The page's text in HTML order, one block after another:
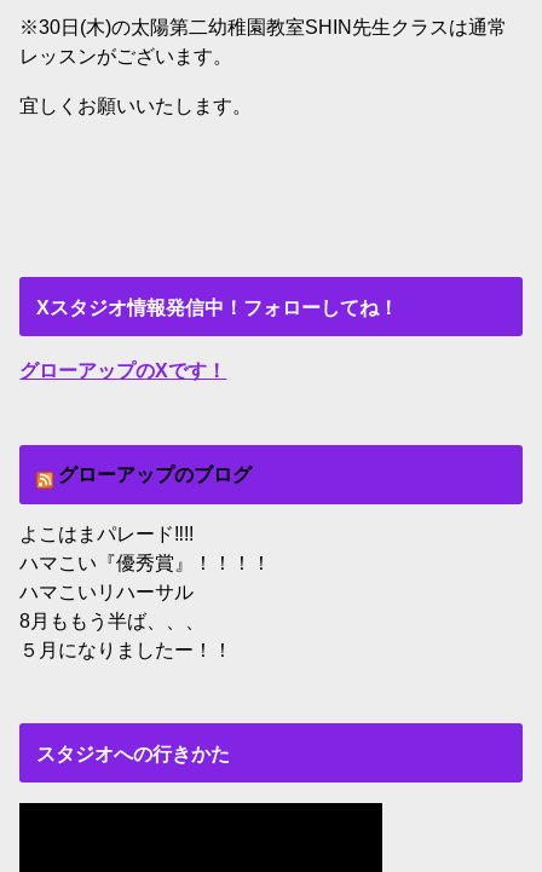
※30日(木)の太陽第二幼稚園教室SHIN先生クラスは通常
レッスンがございます。
宜しくお願いいたします。
Xスタジオ情報発信中！フォローしてね！
グローアップのXです！
グローアップのブログ
よこはまパレード‼︎!!
ハマこい『優秀賞』！！！！
ハマこいリハーサル
8月ももう半ば、、、
５月になりましたー！！
スタジオへの行きかた